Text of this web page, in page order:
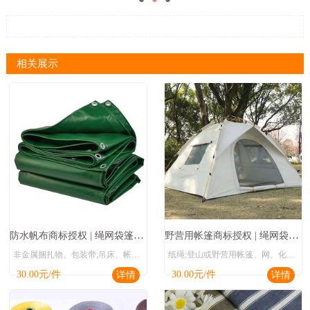
相关展示
防水帆布商标授权 | 绳网袋篷商标授权
非金属捆扎物、包装带;吊床、帐篷、防水帆布、网;编织袋;非橡胶、非塑料、非纸或纸板制填充材料;纺织纤维、丝绵
30.00元/件 详情
野营用帐篷商标授权 | 绳网袋篷商标授权
纸绳;登山或野营用帐篷、网、化学纤维网、船用防水帆布、帐篷、帆板用帆、游艇用帆、乙烯地布;稻草袋
30.00元/件 详情